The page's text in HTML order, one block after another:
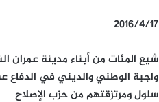
2016/4/17
شيع المئات من أبناء مدينة
واجبة الوطني والديني في الدفاع
سلول ومرتزقتهم من حزب الإصلاح